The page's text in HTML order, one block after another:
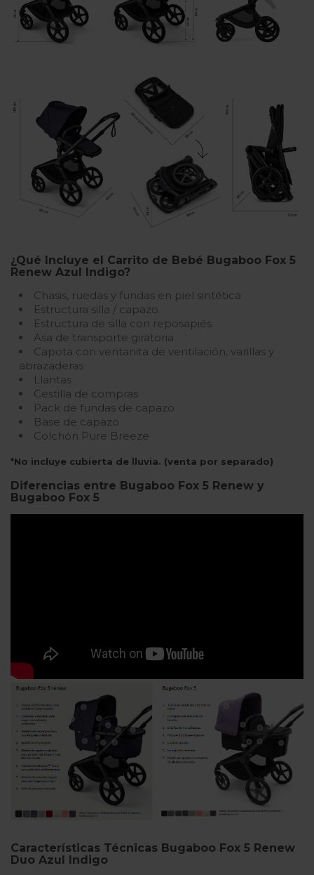
¿Qué Incluye el Carrito de Bebé Bugaboo Fox 5
Renew Azul Indigo?
Chasis, ruedas y fundas en piel sintética
Estructura silla / capazo
Estructura de silla con reposapiés
Asa de transporte giratoria
Capota con ventanita de ventilación, varillas y
abrazaderas
Llantas
Cestilla de compras
Pack de fundas de capazo
Base de capazo
Colchón Pure Breeze
*No incluye cubierta de lluvia. (venta por separado)
Diferencias entre Bugaboo Fox 5 Renew y
Bugaboo Fox 5
Características Técnicas Bugaboo Fox 5 Renew
Duo Azul Indigo